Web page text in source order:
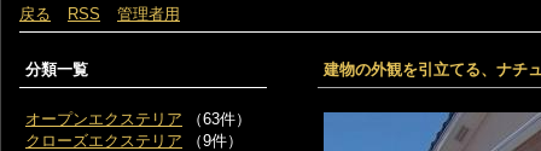
戻る RSS 管理者用
建物の外観を引立てる、ナチ
分類一覧
オープンエクステリア （63件）
クローズエクステリア （9件）